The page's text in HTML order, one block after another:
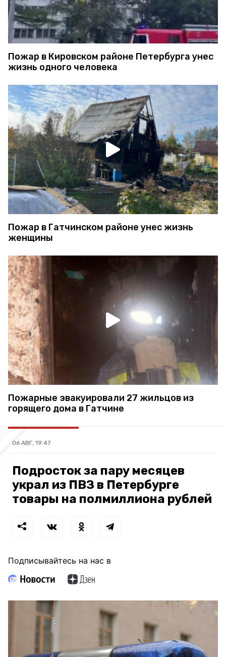
Пожар в Кировском районе Петербурга унес
жизнь одного человека
Пожар в Гатчинском районе унес жизнь
женщины
Пожарные эвакуировали 27 жильцов из
горящего дома в Гатчине
06 АВГ, 19:47
Подросток за пару месяцев
украл из ПВЗ в Петербурге
товары на полмиллиона рублей
Подписывайтесь на нас в